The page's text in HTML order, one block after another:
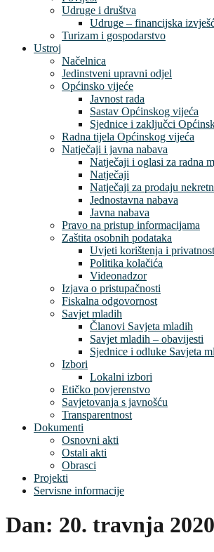
Udruge i društva
Udruge – financijska
Turizam i gospodarstvo
Ustroj
Načelnica
Jedinstveni upravni odjel
Općinsko vijeće
Javnost rada
Sastav Općinskog vijeća
Sjednice i zaključci
Radna tijela Općinskog vijeća
Natječaji i javna nabava
Natječaji i oglasi za radna
Natječaji
Natječaji za prodaju
Jednostavna nabava
Javna nabava
Pravo na pristup informacijama
Zaštita osobnih podataka
Uvjeti korištenja i privatnost
Politika kolačića
Videonadzor
Izjava o pristupačnosti
Fiskalna odgovornost
Savjet mladih
Članovi Savjeta mladih
Savjet mladih – obavijesti
Sjednice i odluke Savjeta
Izbori
Lokalni izbori
Etičko povjerenstvo
Savjetovanja s javnošću
Transparentnost
Dokumenti
Osnovni akti
Ostali akti
Obrasci
Projekti
Servisne informacije
Dan: 20. travnja